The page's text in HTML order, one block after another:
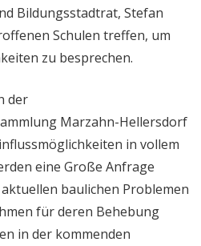
Bildungsstadtrat, Stefan
Schulen treffen, um
zu besprechen.
der
Marzahn-Hellersdorf
in vollem
eine Große Anfrage
baulichen Problemen
für deren Behebung
in der kommenden